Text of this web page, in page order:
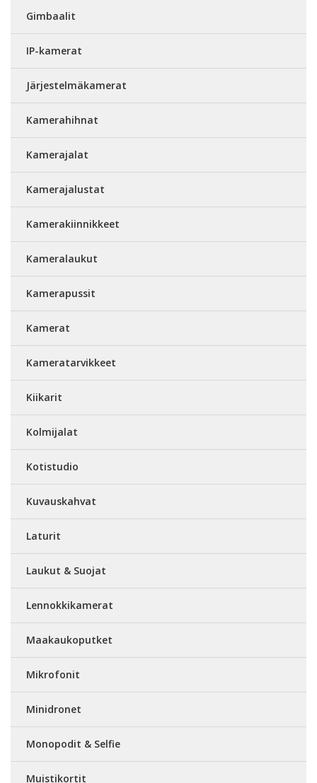
Gimbaalit
IP-kamerat
Järjestelmäkamerat
Kamerahihnat
Kamerajalat
Kamerajalustat
Kamerakiinnikkeet
Kameralaukut
Kamerapussit
Kamerat
Kameratarvikkeet
Kiikarit
Kolmijalat
Kotistudio
Kuvauskahvat
Laturit
Laukut & Suojat
Lennokkikamerat
Maakaukoputket
Mikrofonit
Minidronet
Monopodit & Selfie
Muistikortit